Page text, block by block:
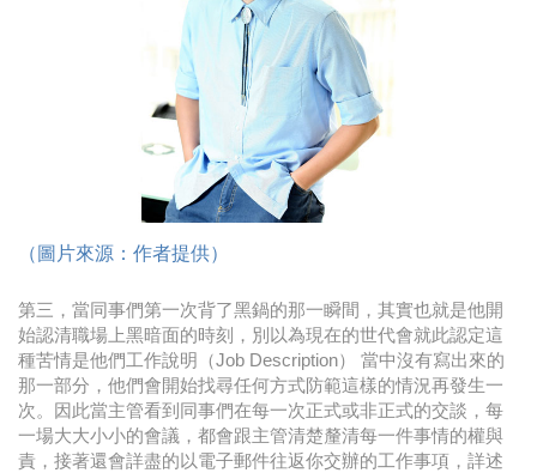
（圖片來源：作者提供）
第三，當同事們第一次背了黑鍋的那一瞬間，其實也就是他開
始認清職場上黑暗面的時刻，別以為現在的世代會就此認定這
種苦情是他們工作說明（Job Description） 當中沒有寫出來的
那一部分，他們會開始找尋任何方式防範這樣的情況再發生一
次。因此當主管看到同事們在每一次正式或非正式的交談，每
一場大大小小的會議，都會跟主管清楚釐清每一件事情的權與
責，接著還會詳盡的以電子郵件往返你交辦的工作事項，詳述
CSD中衛營運長張德成：中衛跳脫框架 玩出口罩新
金獎的代價 牛恆泰：沒人知道我失去什麼！
台灣百事食品 注重品牌體驗創造差異化
黃麗萍：媒體代理商有幫客戶升級的責任！
牛恆泰：媒體產業蛻變關鍵期，數位轉型該怎麼